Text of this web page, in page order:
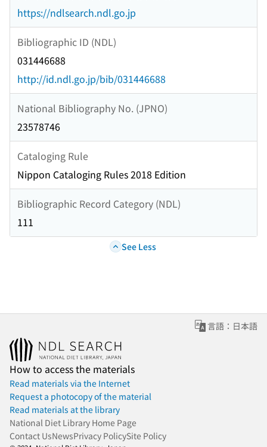
https://ndlsearch.ndl.go.jp
Bibliographic ID (NDL)
031446688
http://id.ndl.go.jp/bib/031446688
National Bibliography No. (JPNO)
23578746
Cataloging Rule
Nippon Cataloging Rules 2018 Edition
Bibliographic Record Category (NDL)
111
See Less
言語：日本語
How to access the materials
Read materials via the Internet
Request a photocopy of the material
Read materials at the library
National Diet Library Home Page
Contact UsNewsPrivacy PolicySite Policy